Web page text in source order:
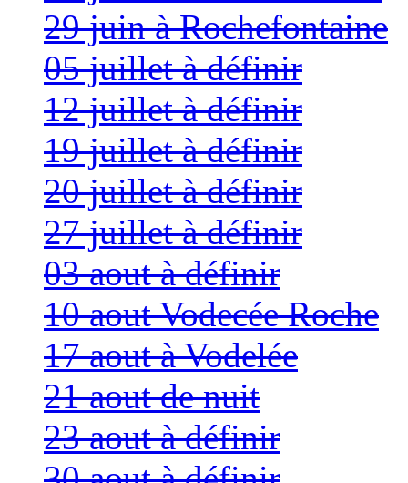
29 juin à Rochefontaine
05 juillet à définir
12 juillet à définir
19 juillet à définir
20 juillet à définir
27 juillet à définir
03 aout à définir
10 aout Vodecée Roche
17 aout à Vodelée
21 aout de nuit
23 aout à définir